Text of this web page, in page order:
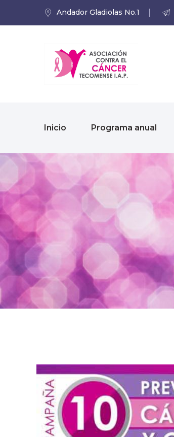
Andador Gladiolas No.1
Inicio Programa anual